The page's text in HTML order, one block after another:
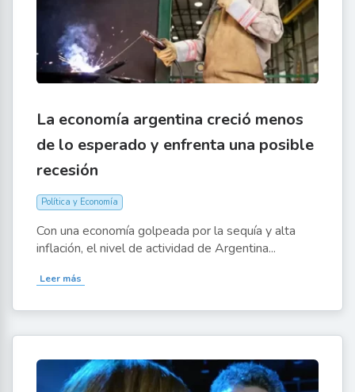
La economía argentina creció menos
de lo esperado y enfrenta una posible
recesión
Política y Economía
Con una economía golpeada por la sequía y alta
inflación, el nivel de actividad de Argentina...
Leer más